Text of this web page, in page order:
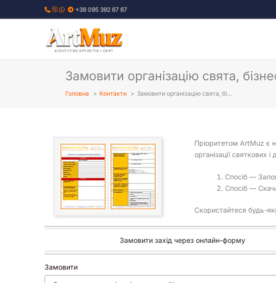
до
+38 095 392 67 67
АГЕНТСТВО АРТИСТІВ І СВЯТ
Замовити організацію свята,
Головна Контакти Замовити організацію свята, бі…
Пріоритетом ArtMuz є
організації
Спосіб —
Спосіб —
Скористайтеся будь-
Замовити захід через онлайн-форму
Замовити